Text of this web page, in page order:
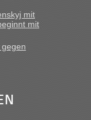
Ukraine/
Wollen
mit
mit
gegen